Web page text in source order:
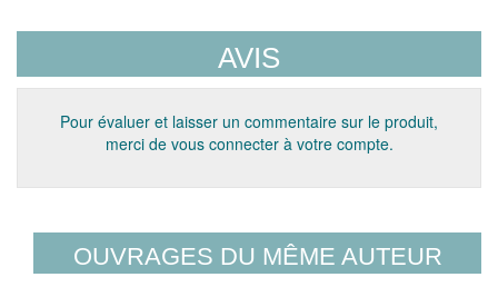
AVIS
Pour évaluer et laisser un commentaire sur le produit,
merci de vous connecter à votre compte.
OUVRAGES DU MÊME AUTEUR